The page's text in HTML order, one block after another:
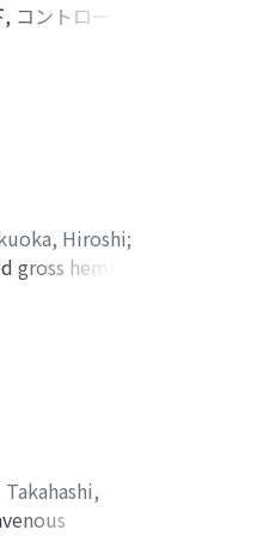
ントロール不良
ったこと, 消化
Hiroshi;
hematuria.
revealed small
Takahashi,